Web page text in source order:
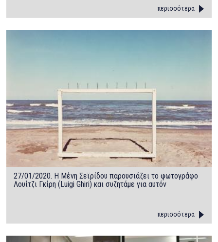
περισσότερα
27/01/2020. Η Μένη Σεϊρίδου παρουσιάζει το φωτογράφο
Λουίτζι Γκίρη (Luigi Ghiri) και συζητάμε για αυτόν
περισσότερα